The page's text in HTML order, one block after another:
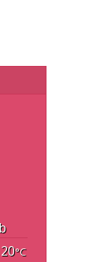
°C